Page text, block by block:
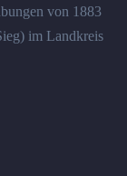
von 1883
im Landkreis